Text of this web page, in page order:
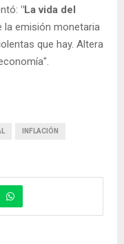
"La vida del
la emisión monetaria
que hay. Altera
INFLACIÓN